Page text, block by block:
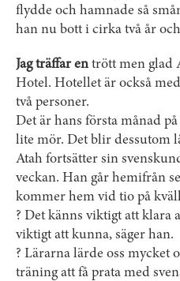
flydde och hamnade så
han nu bott i cirka två år
Jag träffar entrött men glad
Hotel. Hotellet är också
två personer.
Det är hans första månad
lite mör. Det blir dessutom
Atah fortsätter sin
veckan. Han går hemifrån
kommer hem vid tio på
? Det känns viktigt att klara
viktigt att kunna, säger han.
? Lärarna lärde oss mycket
träning att få prata med